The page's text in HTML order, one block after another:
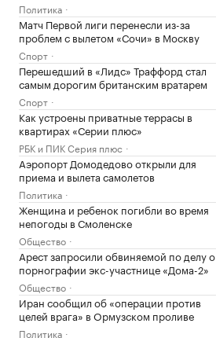
Политика
Матч Первой лиги перенесли из-за
проблем с вылетом «Сочи» в Москву
Спорт
Перешедший в «Лидс» Траффорд стал
самым дорогим британским вратарем
Спорт
Как устроены приватные террасы в
квартирах «Серии плюс»
РБК и ПИК Серия плюс
Аэропорт Домодедово открыли для
приема и вылета самолетов
Политика
Женщина и ребенок погибли во время
непогоды в Смоленске
Общество
Арест запросили обвиняемой по делу о
порнографии экс-участнице «Дома-2»
Общество
Иран сообщил об «операции против
целей врага» в Ормузском проливе
Политика